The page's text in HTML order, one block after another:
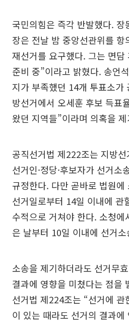
국민의힘은 즉각 반발했다. 장
장은 전날 밤 중앙선관위를
재선거를 요구했다. 그는 면담
준비 중”이라고 밝혔다. 송언
지가 부족했던 14개 투표소가
방선거에서 오세훈 후보 득표
왔던 지역들”이라며 의혹을
공직선거법 제222조는 지방
선거인·정당·후보자가 선거소
규정한다. 다만 곧바로 법원
선거일로부터 14일 이내에 관
수적으로 거쳐야 한다. 소청에
은 날부터 10일 이내에 선거
소송을 제기하더라도 선거무
결과에 영향을 미쳤다는 점을
선거법 제224조는 “선거에 관
이 있는 때라도 선거의 결과에